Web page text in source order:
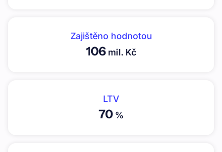
Zajištěno hodnotou
106mil. Kč
LTV
70%